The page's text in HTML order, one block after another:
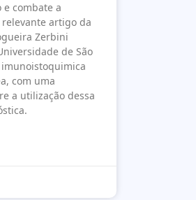
e combate a
artigo da
Zerbini
de São
com uma
a utilização dessa